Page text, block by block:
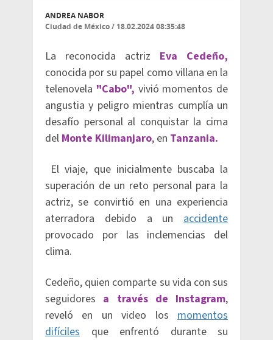
ANDREA NABOR
Ciudad de México/ 18.02.2024 08:35:48
La reconocida actriz Eva Cedeño,
conocida por su papel como villana en la
telenovela "Cabo", vivió momentos de
angustia y peligro mientras cumplía un
desafío personal al conquistar la cima
del Monte Kilimanjaro, en Tanzania.
El viaje, que inicialmente buscaba la
superación de un reto personal para la
actriz, se convirtió en una experiencia
aterradora debido a un accidente
provocado por las inclemencias del
clima.
Cedeño, quien comparte su vida con sus
seguidores a través de Instagram,
reveló en un video los momentos
difíciles que enfrentó durante su